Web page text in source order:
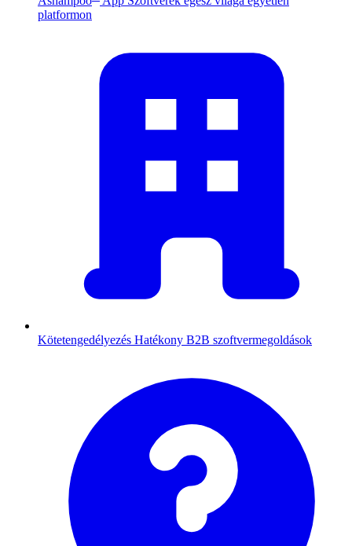
platformon
Kötetengedélyezés Hatékony B2B szoftvermegoldások